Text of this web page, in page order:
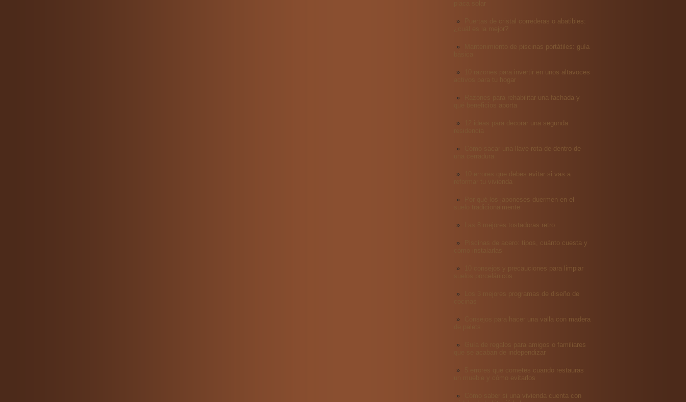
Puertas de cristal correderas o abatibles:
Mantenimiento de piscinas portátiles: guía
10 razones para invertir en unos altavoces
Razones para rehabilitar una fachada y
12 ideas para decorar una segunda
Cómo sacar una llave rota de dentro de
10 errores que debes evitar si vas a
Por qué los japoneses duermen en el
Las 8 mejores tostadoras retro
Piscinas de acero: tipos, cuánto cuesta y
10 consejos y precauciones para limpiar
Los 3 mejores programas de diseño de
Consejos para hacer una valla con madera
Guía de regalos para amigos o familiares
que se acaban de independizar
5 errores que cometes cuando restauras
un mueble y cómo evitarlos
Cómo saber si una vivienda cuenta con